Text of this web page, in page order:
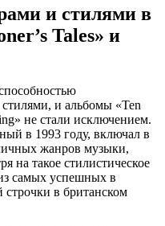
и стилями в
Tales» и
стилями, и альбомы «Ten
не стали исключением.
в 1993 году, включал в
жанров музыки,
на такое стилистическое
самых успешных в
строчки в британском